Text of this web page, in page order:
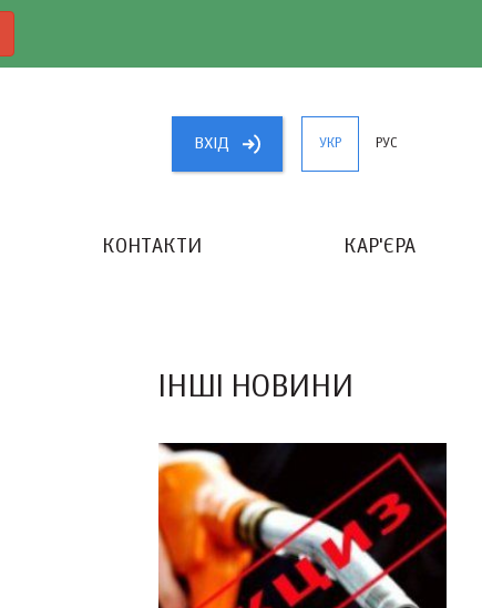
ВХIД УКР РУС
КОНТАКТИ КАР'ЄРА
ІНШІ НОВИНИ